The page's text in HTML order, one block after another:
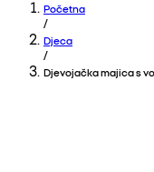
Početna
/
Djeca
/
Djevojačka majica s